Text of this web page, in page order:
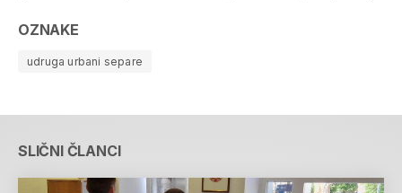
OZNAKE
udruga urbani separe
SLIČNI ČLANCI